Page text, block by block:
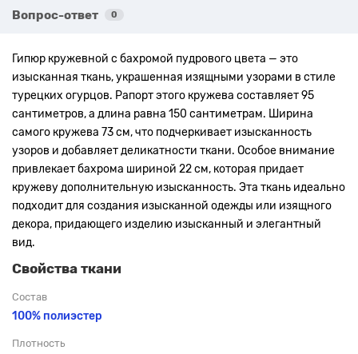
Вопрос-ответ 0
Гипюр кружевной с бахромой пудрового цвета — это
изысканная ткань, украшенная изящными узорами в стиле
турецких огурцов. Рапорт этого кружева составляет 95
сантиметров, а длина равна 150 сантиметрам. Ширина
самого кружева 73 см, что подчеркивает изысканность
узоров и добавляет деликатности ткани. Особое внимание
привлекает бахрома шириной 22 см, которая придает
кружеву дополнительную изысканность. Эта ткань идеально
подходит для создания изысканной одежды или изящного
декора, придающего изделию изысканный и элегантный
вид.
Свойства ткани
Состав
100% полиэстер
Плотность